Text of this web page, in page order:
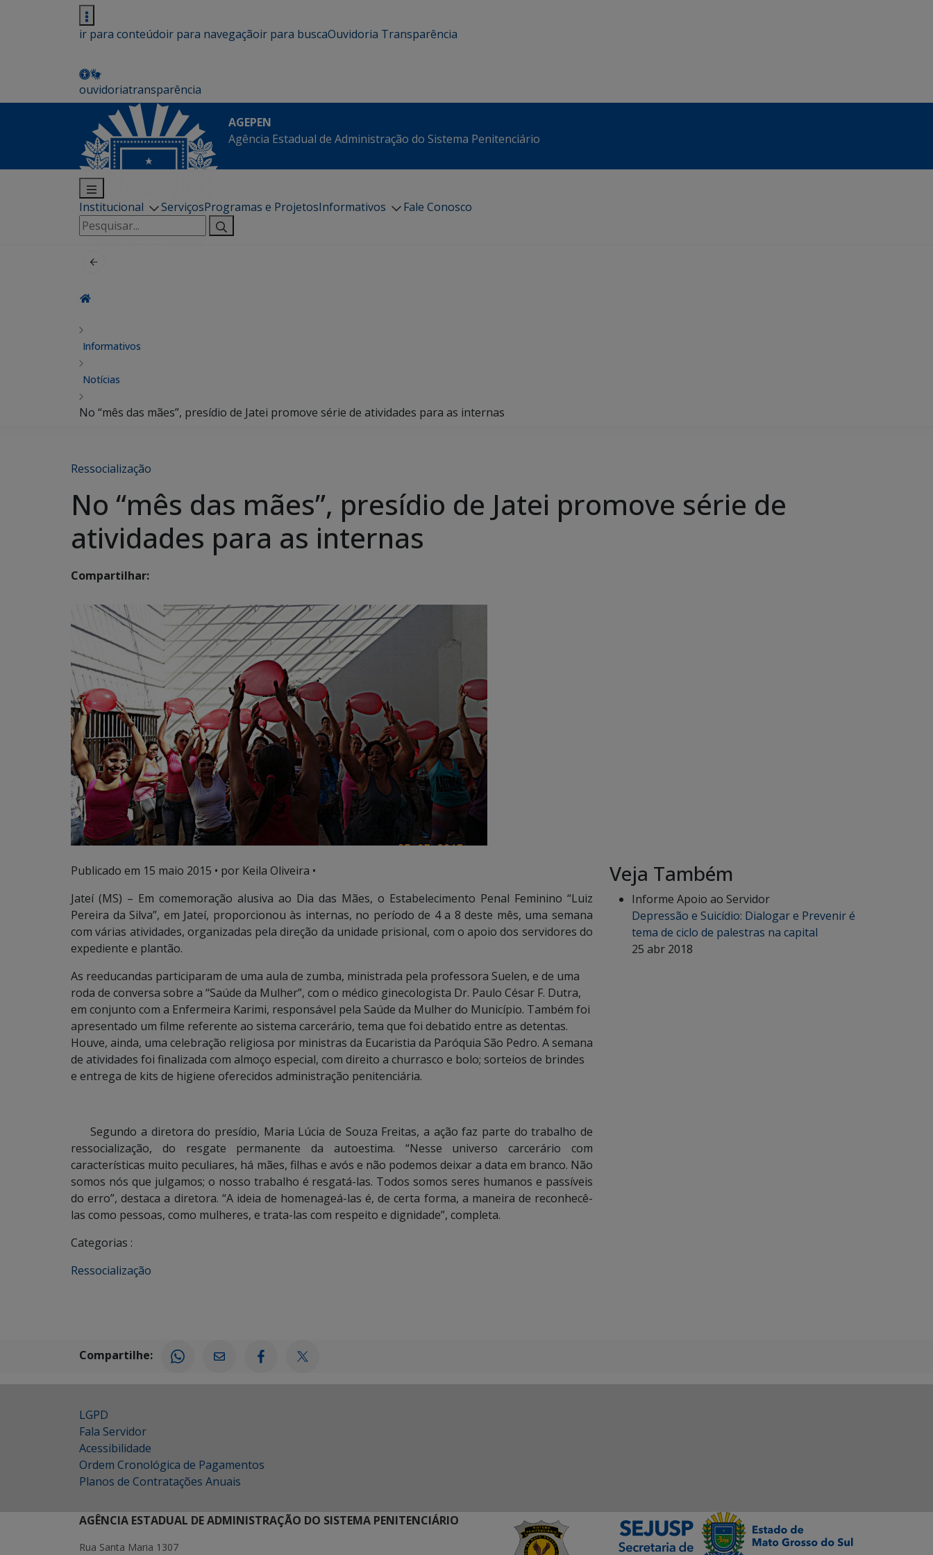
ir para conteúdoir para navegaçãoir para buscaOuvidoria Transparência
ouvidoriatransparência
AGEPEN
Agência Estadual de Administração do Sistema Penitenciário
Institucional ServiçosProgramas e ProjetosInformativos
Fale Conosco
Pesquisar
por:
Informativos
Notícias
No “mês das mães”, presídio de Jatei promove série de atividades para as internas
Ressocialização
No “mês das mães”, presídio de Jatei promove série de
atividades para as internas
Compartilhar:
Publicado em 15 maio 2015 • por Keila Oliveira •
Jateí (MS) – Em comemoração alusiva ao Dia das Mães, o Estabelecimento Penal Feminino “Luiz
Pereira da Silva”, em Jateí, proporcionou às internas, no período de 4 a 8 deste mês, uma semana
com várias atividades, organizadas pela direção da unidade prisional, com o apoio dos servidores do
expediente e plantão.
As reeducandas participaram de uma aula de zumba, ministrada pela professora Suelen, e de uma
roda de conversa sobre a “Saúde da Mulher”, com o médico ginecologista Dr. Paulo César F. Dutra,
em conjunto com a Enfermeira Karimi, responsável pela Saúde da Mulher do Município. Também foi
apresentado um filme referente ao sistema carcerário, tema que foi debatido entre as detentas.
Houve, ainda, uma celebração religiosa por ministras da Eucaristia da Paróquia São Pedro. A semana
de atividades foi finalizada com almoço especial, com direito a churrasco e bolo; sorteios de brindes
e entrega de kits de higiene oferecidos administração penitenciária.
Segundo a diretora do presídio, Maria Lúcia de Souza Freitas, a ação faz parte do trabalho de
ressocialização, do resgate permanente da autoestima. “Nesse universo carcerário com
características muito peculiares, há mães, filhas e avós e não podemos deixar a data em branco. Não
somos nós que julgamos; o nosso trabalho é resgatá-las. Todos somos seres humanos e passíveis
do erro”, destaca a diretora. “A ideia de homenageá-las é, de certa forma, a maneira de reconhecê-
las como pessoas, como mulheres, e trata-las com respeito e dignidade”, completa.
Categorias :
Ressocialização
Veja Também
Informe Apoio ao Servidor
Depressão e Suicídio: Dialogar e Prevenir é
tema de ciclo de palestras na capital
25 abr 2018
Compartilhe:
LGPD
Fala Servidor
Acessibilidade
Ordem Cronológica de Pagamentos
Planos de Contratações Anuais
AGÊNCIA ESTADUAL DE ADMINISTRAÇÃO DO SISTEMA PENITENCIÁRIO
Rua Santa Maria 1307